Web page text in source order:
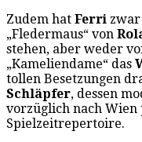
Zudem hat Ferri
„Fledermaus“ von
stehen, aber weder
„Kameliendame“ das
tollen Besetzungen
Schläpfer, dessen
vorzüglich nach Wien
Spielzeitrepertoire.